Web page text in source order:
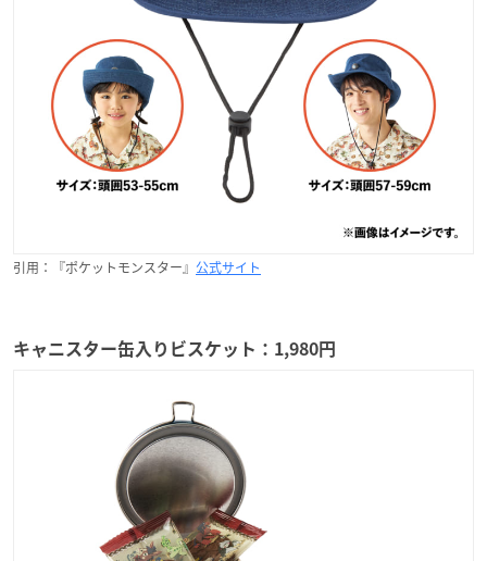
引用：『ポケットモンスター』 公式サイト
キャニスター缶入りビスケット：1,980円